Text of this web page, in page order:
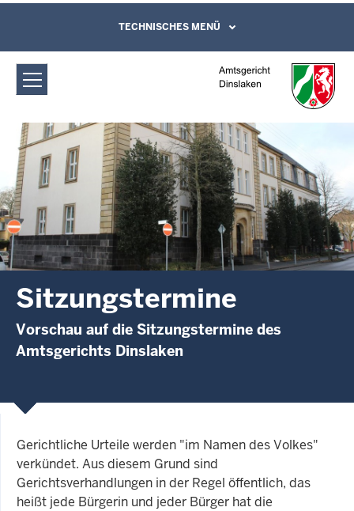
Amtsgericht Dinslaken:
Sitzungstermine
Direkt zum Inhalt
Leichte Sprache, Gebärdensprachenvideo
und Kontaktformular
TECHNISCHES MENÜ
Sitzungstermine
Vorschau auf die Sitzungstermine des
Amtsgerichts Dinslaken
Gerichtliche Urteile werden "im Namen des Volkes"
verkündet. Aus diesem Grund sind
Gerichtsverhandlungen in der Regel öffentlich, das
heißt jede Bürgerin und jeder Bürger hat die